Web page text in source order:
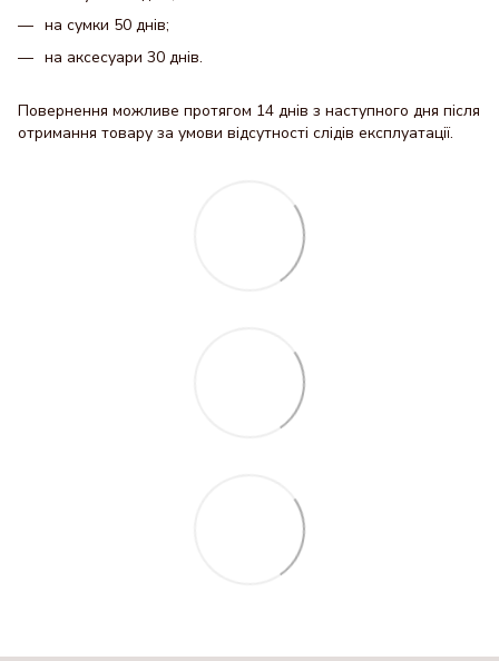
на сумки 50 днів;
на аксесуари 30 днів.
Повернення можливе протягом 14 днів з наступного дня після
отримання товару за умови відсутності слідів експлуатації.